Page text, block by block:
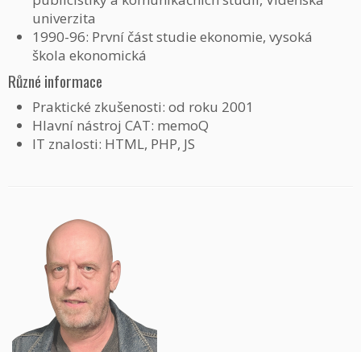
univerzita
1990-96: První část studie ekonomie, vysoká
škola ekonomická
Různé informace
Praktické zkušenosti: od roku 2001
Hlavní nástroj CAT: memoQ
IT znalosti: HTML, PHP, JS